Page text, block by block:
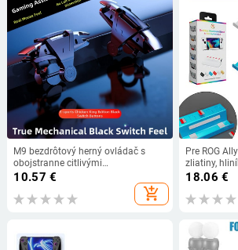
M9 bezdrôtový herný ovládač s
obojstranne citlivými
mechanickými kovovými tlačidlami,
spätnou väzbou – kompatibilný s
10.57 €
add_shopping_cart
Pre ROG
zliatiny,
Nintendo
stojan na
18.06 €